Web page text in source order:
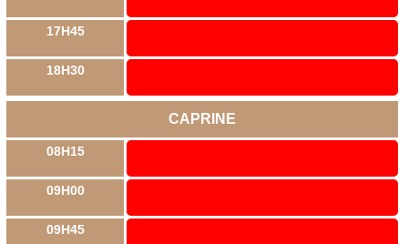
17H45
18H30
CAPRINE
08H15
09H00
09H45